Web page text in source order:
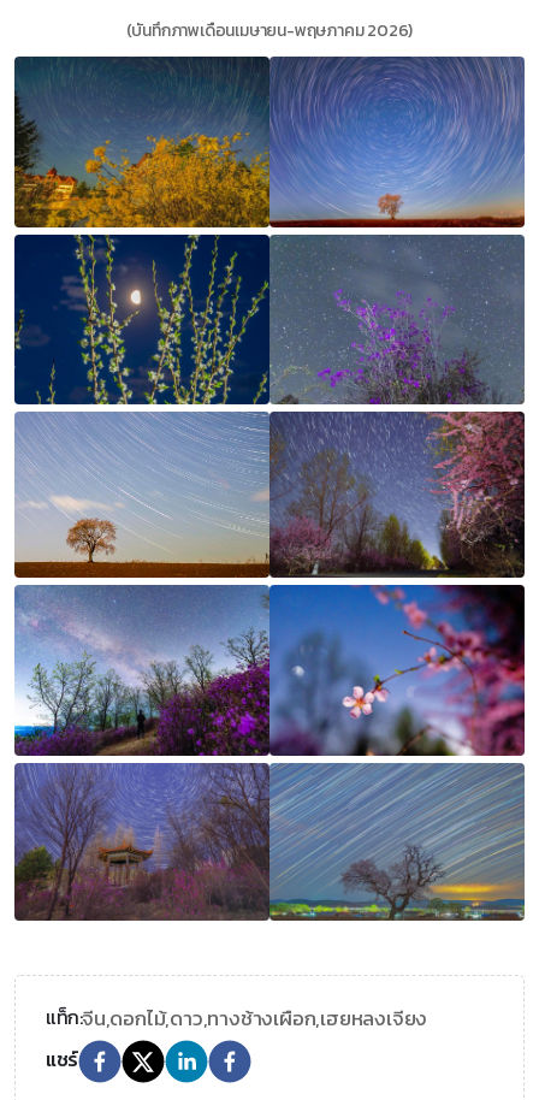
(บันทึกภาพเดือนเมษายน-พฤษภาคม 2026)
แท็ก:จีน,ดอกไม้,ดาว,ทางช้างเผือก,เฮยหลงเจียง
แชร์